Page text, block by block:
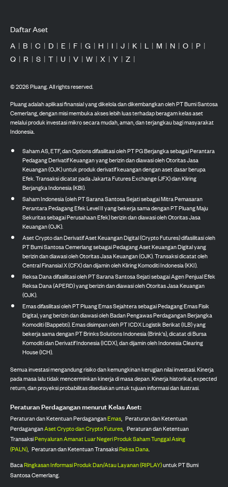
Daftar Aset
A | B | C | D | E | F | G | H | I | J | K | L | M | N | O | P |
Q | R | S | T | U | V | W | X | Y | Z |
©2026Pluang. All rights reserved.
Pluang adalah aplikasi finansial yang dikelola dan dikembangkan oleh PT Bumi Santosa
Cemerlang, dengan misi membuka akses lebih luas terhadap beragam kelas aset
melalui produk investasi mikro secara mudah, aman, dan terjangkau bagi masyarakat
Indonesia.
Saham AS, ETF, dan Options difasilitasi oleh PT PG Berjangka sebagai Perantara
Pedagang Derivatif Keuangan yang berizin dan diawasi oleh Otoritas Jasa
Keuangan (OJK) untuk produk derivatif keuangan dengan aset dasar berupa
Efek. Transaksi dicatat pada Jakarta Futures Exchange (JFX) dan Kliring
Berjangka Indonesia (KBI).
Saham Indonesia (oleh PT Sarana Santosa Sejati sebagai Mitra Pemasaran
Perantara Pedagang Efek Level II yang bekerja sama dengan PT Pluang Maju
Sekuritas sebagai Perusahaan Efek) berizin dan diawasi oleh Otoritas Jasa
Keuangan (OJK).
Aset Crypto dan Derivatif Aset Keuangan Digital (Crypto Futures) difasilitasi oleh
PT Bumi Santosa Cemerlang sebagai Pedagang Aset Keuangan Digital yang
berizin dan diawasi oleh Otoritas Jasa Keuangan (OJK). Transaksi dicatat oleh
Central Finansial X (CFX) dan dijamin oleh Kliring Komoditi Indonesia (KKI).
Reksa Dana difasilitasi oleh PT Sarana Santosa Sejati sebagai Agen Penjual Efek
Reksa Dana (APERD) yang berizin dan diawasi oleh Otoritas Jasa Keuangan
(OJK).
Emas difasilitasi oleh PT Pluang Emas Sejahtera sebagai Pedagang Emas Fisik
Digital, yang berizin dan diawasi oleh Badan Pengawas Perdagangan Berjangka
Komoditi (Bappebti). Emas disimpan oleh PT ICDX Logistik Berikat (ILB) yang
bekerja sama dengan PT Brinks Solutions Indonesia (Brink's), dicatat di Bursa
Komoditi dan Derivatif Indonesia (ICDX), dan dijamin oleh Indonesia Clearing
House (ICH).
Semua investasi mengandung risiko dan kemungkinan kerugian nilai investasi. Kinerja
pada masa lalu tidak mencerminkan kinerja di masa depan. Kinerja historikal, expected
return, dan proyeksi probabilitas disediakan untuk tujuan informasi dan ilustrasi.
Peraturan Perdagangan menurut Kelas Aset:
Peraturan dan Ketentuan PerdaganganEmas, Peraturan dan Ketentuan
PerdaganganAset Crypto dan Crypto Futures, Peraturan dan Ketentuan
TransaksiPenyaluran Amanat Luar Negeri Produk Saham Tunggal Asing
(PALN), Peraturan dan Ketentuan TransaksiReksa Dana.
BacaRingkasan Informasi Produk Dan/Atau Layanan (RIPLAY)untuk PT Bumi
Santosa Cemerlang.